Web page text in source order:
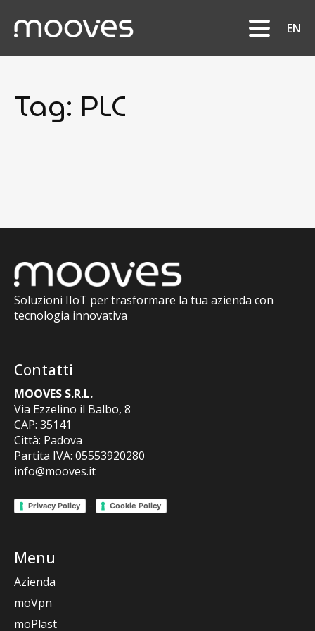
EN
Tag: PLC
Soluzioni IIoT per trasformare la tua azienda con
tecnologia innovativa
Contatti
MOOVES S.R.L.
Via Ezzelino il Balbo, 8
CAP: 35141
Città: Padova
Partita IVA: 05553920280
info@mooves.it
Privacy Policy - Cookie Policy
Menu
Azienda
moVpn
moPlast